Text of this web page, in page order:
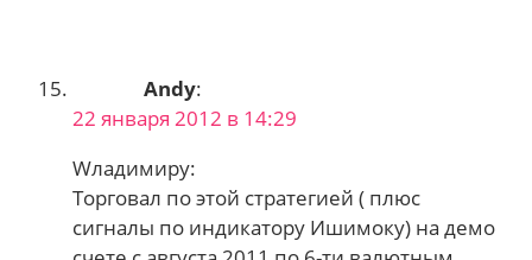
Andy:
22 января 2012 в 14:29
Wладимиру:
Торговал по этой стратегией ( плюс
сигналы по индикатору Ишимоку) на демо